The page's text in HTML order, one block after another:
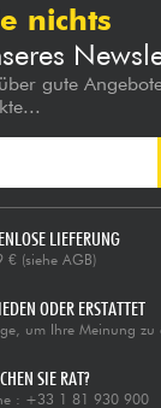
nichts
gute
LIEFERUNG
€ (siehe AGB)
ODER ERSTATTET
um Ihre Meinung zu
SIE RAT?
: +33 1 81 930 900